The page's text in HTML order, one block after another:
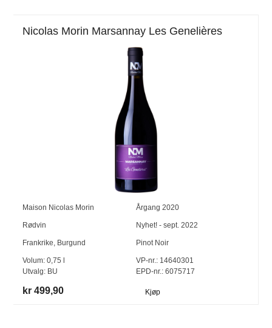
Nicolas Morin Marsannay Les Genelières
Maison Nicolas Morin Årgang 2020
Rødvin Nyhet! - sept. 2022
Frankrike, Burgund Pinot Noir
Volum:0,75
Utvalg: BU
VP-nr.:14640301
EPD-nr.: 6075717
kr 499,90 Kjøp